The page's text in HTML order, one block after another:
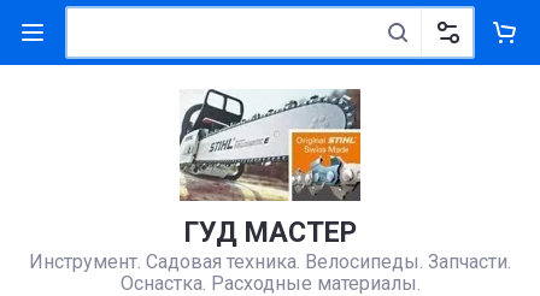
ГУД МАСТЕР
Инструмент. Садовая техника. Велосипеды. Запчасти.
Оснастка. Расходные материалы.